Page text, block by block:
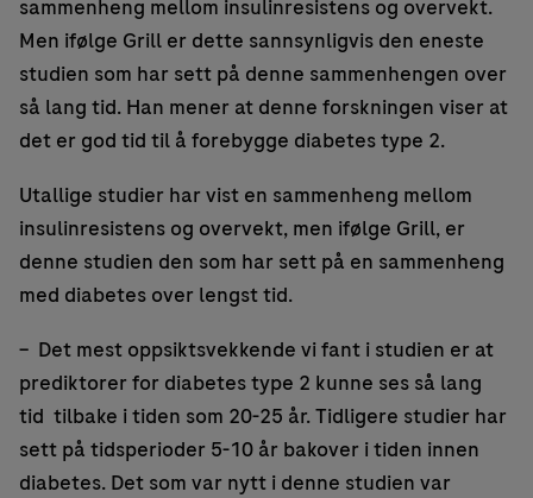
sammenheng mellom insulinresistens og overvekt.
Men ifølge Grill er dette sannsynligvis den eneste
studien som har sett på denne sammenhengen over
så lang tid. Han mener at denne forskningen viser at
det er god tid til å forebygge diabetes type 2.
Utallige studier har vist en sammenheng mellom
insulinresistens og overvekt, men ifølge Grill, er
denne studien den som har sett på en sammenheng
med diabetes over lengst tid.
– Det mest oppsiktsvekkende vi fant i studien er at
prediktorer for diabetes type 2 kunne ses så lang
tid tilbake i tiden som 20-25 år. Tidligere studier har
sett på tidsperioder 5-10 år bakover i tiden innen
diabetes. Det som var nytt i denne studien var